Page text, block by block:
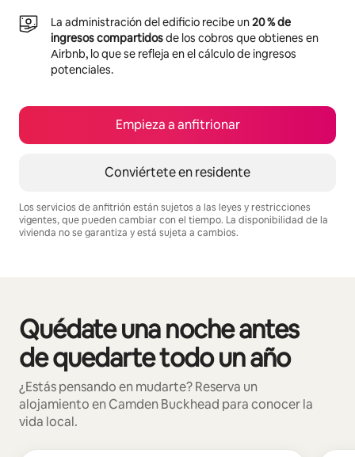
La administración del edificio recibe un20 % de
ingresos compartidosde los cobros que obtienes en
Airbnb, lo que se refleja en el cálculo de ingresos
potenciales.
Empieza a anfitrionar
Conviértete en residente
Los servicios de anfitrión están sujetos a las leyes y restricciones
vigentes, que pueden cambiar con el tiempo. La disponibilidad de la
vivienda no se garantiza y está sujeta a cambios.
Quédate una noche antes
de quedarte todo un año
¿Estás pensando en mudarte? Reserva un
alojamiento en Camden Buckhead para conocer la
vida local.
Se muestran0 de 0 elementos